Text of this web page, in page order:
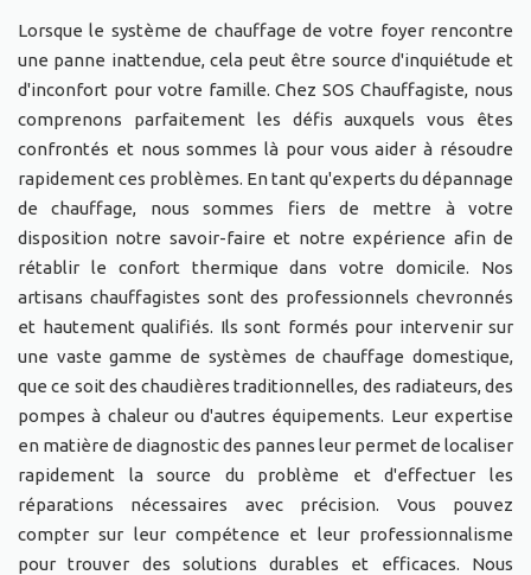
Lorsque le système de chauffage de votre foyer rencontre
une panne inattendue, cela peut être source d'inquiétude et
d'inconfort pour votre famille. Chez SOS Chauffagiste, nous
comprenons parfaitement les défis auxquels vous êtes
confrontés et nous sommes là pour vous aider à résoudre
rapidement ces problèmes. En tant qu'experts du dépannage
de chauffage, nous sommes fiers de mettre à votre
disposition notre savoir-faire et notre expérience afin de
rétablir le confort thermique dans votre domicile. Nos
artisans chauffagistes sont des professionnels chevronnés
et hautement qualifiés. Ils sont formés pour intervenir sur
une vaste gamme de systèmes de chauffage domestique,
que ce soit des chaudières traditionnelles, des radiateurs, des
pompes à chaleur ou d'autres équipements. Leur expertise
en matière de diagnostic des pannes leur permet de localiser
rapidement la source du problème et d'effectuer les
réparations nécessaires avec précision. Vous pouvez
compter sur leur compétence et leur professionnalisme
pour trouver des solutions durables et efficaces. Nous